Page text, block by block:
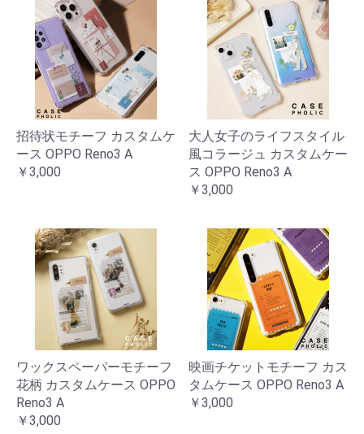
招待状モチーフ カスタムケ
ース OPPO Reno3 A
￥3,000
大人女子のライフスタイル
風コラージュ カスタムケー
ス OPPO Reno3 A
￥3,000
ワックスペーパーモチーフ
花柄 カスタムケース OPPO
Reno3 A
￥3,000
映画チケットモチーフ カス
タムケース OPPO Reno3 A
￥3,000